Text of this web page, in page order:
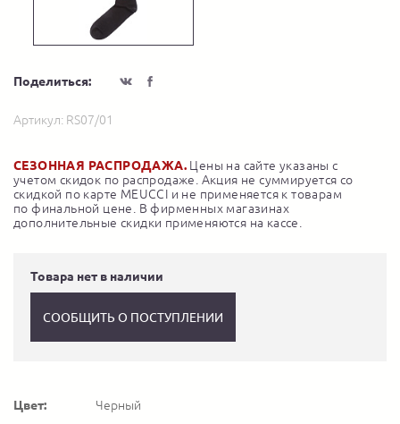
Поделиться:
Артикул: RS07/01
СЕЗОННАЯ РАСПРОДАЖА. Цены на сайте указаны с
учетом скидок по распродаже. Акция не суммируется со
скидкой по карте MEUCCI и не применяется к товарам
по финальной цене. В фирменных магазинах
дополнительные скидки применяются на кассе.
Товара нет в наличии
СООБЩИТЬ О ПОСТУПЛЕНИИ
Цвет:
Черный